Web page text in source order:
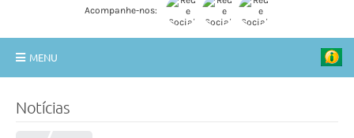
Acompanhe-nos:
MENU
Notícias